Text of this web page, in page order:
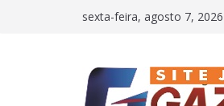
sexta-feira, agosto 7, 2026